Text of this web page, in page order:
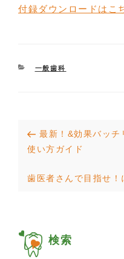
付録ダウンロードはこ
CATEGORIES
一般歯科
投
稿
ナ
ー
シ
Previous
Post
最新！&効果バッチ
使い方ガイド
Next
歯医者さんで目指せ！
検索